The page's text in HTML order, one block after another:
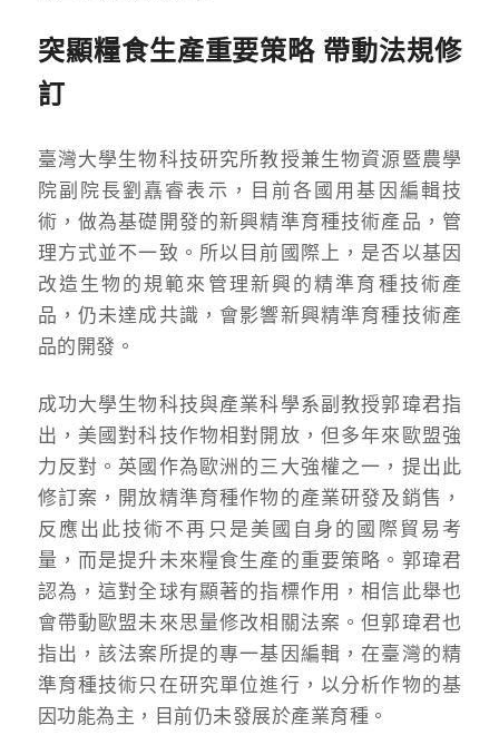
突顯糧食生產重要策略 帶動法規修
訂
臺灣大學生物科技研究所教授兼生物資源暨農學
院副院長劉嚞睿表示，目前各國用基因編輯技
術，做為基礎開發的新興精準育種技術產品，管
理方式並不一致。所以目前國際上，是否以基因
改造生物的規範來管理新興的精準育種技術產
品，仍未達成共識，會影響新興精準育種技術產
品的開發。
成功大學生物科技與產業科學系副教授郭瑋君指
出，美國對科技作物相對開放，但多年來歐盟強
力反對。英國作為歐洲的三大強權之一，提出此
修訂案，開放精準育種作物的產業研發及銷售，
反應出此技術不再只是美國自身的國際貿易考
量，而是提升未來糧食生產的重要策略。郭瑋君
認為，這對全球有顯著的指標作用，相信此舉也
會帶動歐盟未來思量修改相關法案。但郭瑋君也
指出，該法案所提的專一基因編輯，在臺灣的精
準育種技術只在研究單位進行，以分析作物的基
因功能為主，目前仍未發展於產業育種。